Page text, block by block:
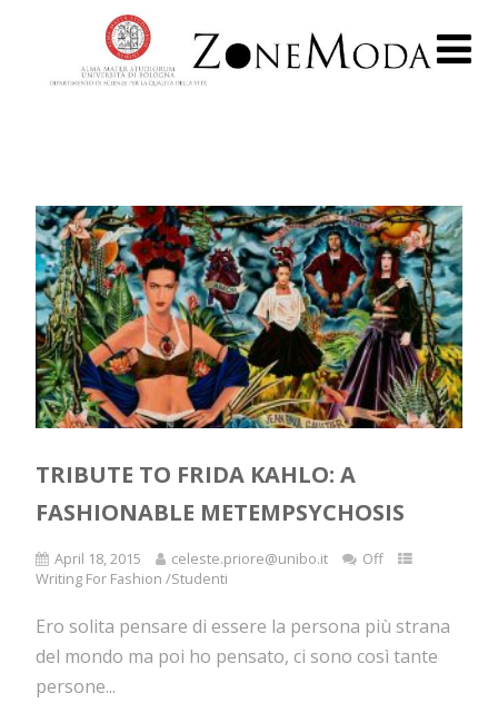
TRIBUTE TO FRIDA KAHLO: A
FASHIONABLE METEMPSYCHOSIS
April 18, 2015 celeste.priore@unibo.it
Off
Writing For Fashion /Studenti
Ero solita pensare di essere la persona più strana
del mondo ma poi ho pensato, ci sono così tante
persone...